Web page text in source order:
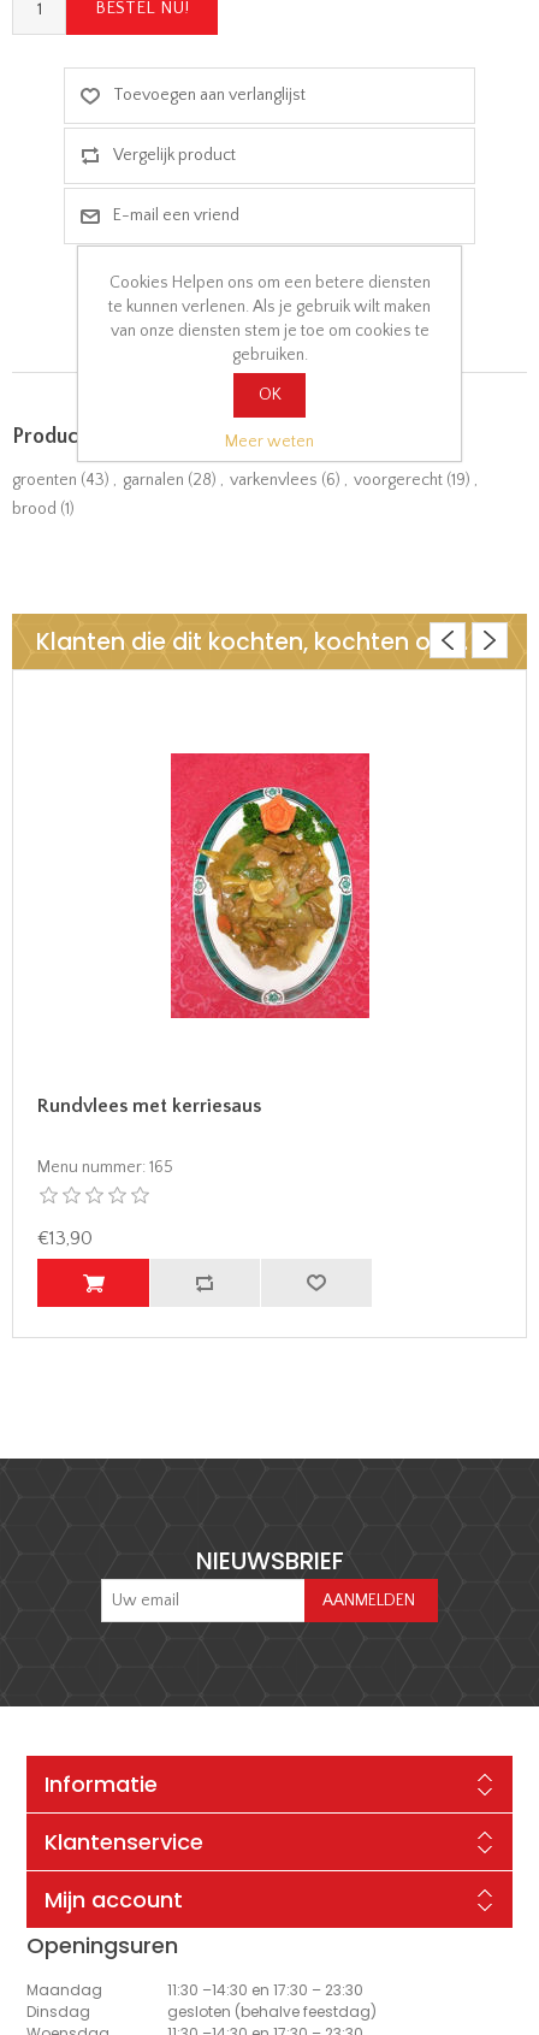
Product tags
groenten (43) , garnalen (28) , varkenvlees (6) , voorgerecht (19) ,
brood (1)
Klanten die dit kochten, kochten ook..
Rundvlees met kerriesaus
Menu nummer: 165
€13,90
NIEUWSBRIEF
Informatie
Klantenservice
Mijn account
Openingsuren
Maandag
11:30 –14:30 en 17:30 – 23:30
Dinsdag
gesloten (behalve feestdag)
Cookies Helpen ons om een betere diensten
te kunnen verlenen. Als je gebruik wilt maken
van onze diensten stem je toe om cookies te
gebruiken.
OK
Meer weten